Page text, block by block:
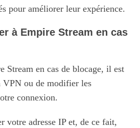
pour améliorer leur expérience.
à Empire Stream en cas
Stream en cas de blocage, il est
VPN ou de modifier les
connexion.
votre adresse IP et, de ce fait,